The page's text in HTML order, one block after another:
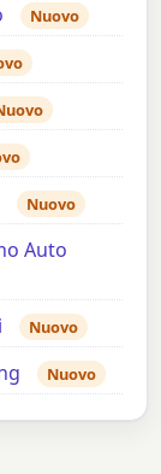
Nuovo
Nuovo
Auto
Nuovo
Nuovo